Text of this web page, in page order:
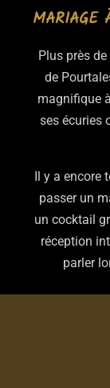
MARIAGE
Plus près
de
magnifique
ses écuries
Il y a encore
passer un
un cocktail
réception
parler